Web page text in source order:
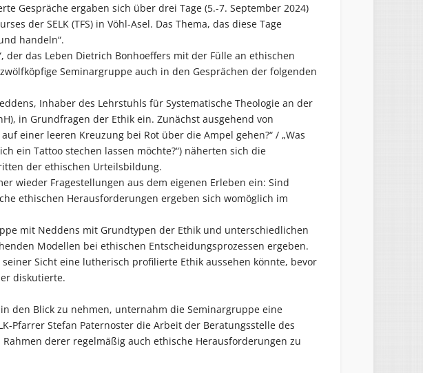
Gespräche ergaben sich über drei Tage (5.-7. September 2024)
der SELK (TFS) in Vöhl-Asel. Das Thema, das diese Tage
handeln“.
der das Leben Dietrich Bonhoeffers mit der Fülle an ethischen
Seminargruppe auch in den Gesprächen der folgenden
Inhaber des Lehrstuhls für Systematische Theologie an der
in Grundfragen der Ethik ein. Zunächst ausgehend von
einer leeren Kreuzung bei Rot über die Ampel gehen?“ / „Was
ein Tattoo stechen lassen möchte?“) näherten sich die
der ethischen Urteilsbildung.
wieder Fragestellungen aus dem eigenen Erleben ein: Sind
ethischen Herausforderungen ergeben sich womöglich im
mit Neddens mit Grundtypen der Ethik und unterschiedlichen
Modellen bei ethischen Entscheidungsprozessen ergeben.
Sicht eine lutherisch profilierte Ethik aussehen könnte, bevor
diskutierte.
den Blick zu nehmen, unternahm die Seminargruppe eine
Pfarrer Stefan Paternoster die Arbeit der Beratungsstelle des
derer regelmäßig auch ethische Herausforderungen zu